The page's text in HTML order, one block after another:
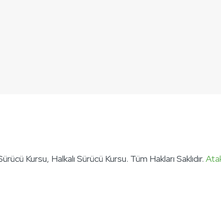
Kursu, Halkalı Sürücü Kursu. Tüm Hakları Saklıdır.